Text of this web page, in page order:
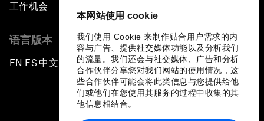
本网站使用 cookie
我们使用 Cookie 来制作贴合用户需求的内
容与广告、提供社交媒体功能以及分析我们
的流量。我们还会与社交媒体、广告和分析
合作伙伴分享您对我们网站的使用情况，这
些合作伙伴可能会将此类信息与您提供给他
们或他们在您使用其服务的过程中收集的其
他信息相结合。
工作机会
语言版本
EN ▪ES▪中文▪ 日本語